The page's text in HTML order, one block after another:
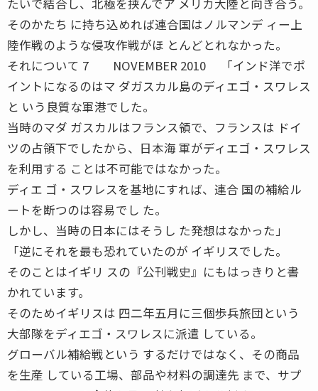
そのかたち に持ち込めれば連合国はノルマンデ ィー上
陸作戦のような侵攻作戦がほ とんどとれなかった。
それについて 7 NOVEMBER 2010 「インド洋でポ
イントになるのはマ ダガスカル島のディエゴ・スワレス
と いう良質な軍港でした。
当時のマダ ガスカルはフランス領で、フランスは ドイ
ツの占領下でしたから、日本海 軍がディエゴ・スワレス
を利用する ことは不可能ではなかった。
ディエ ゴ・スワレスを基地にすれば、連合 国の補給ル
ートを断つのは容易でし た。
しかし、当時の日本にはそうし た発想はなかった」
「逆にそれを最も恐れていたのが イギリスでした。
そのことはイギリ スの『公刊戦史』にもはっきりと書
かれています。
そのためイギリスは 四二年五月に三個歩兵旅団という
大部隊をディエゴ・スワレスに派遣 している。
グローバル補給戦という するだけではなく、その商品
を生産 している工場、部品や材料の調達先 まで、サプ